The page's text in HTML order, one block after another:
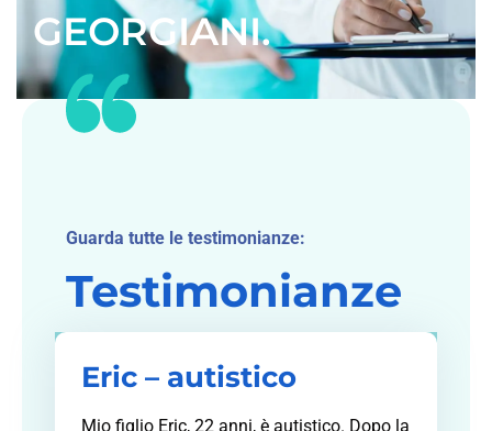
GEORGIANI.
Guarda tutte le testimonianze:
Testimonianze
Eric – autistico
Mio figlio Eric, 22 anni, è autistico. Dopo la